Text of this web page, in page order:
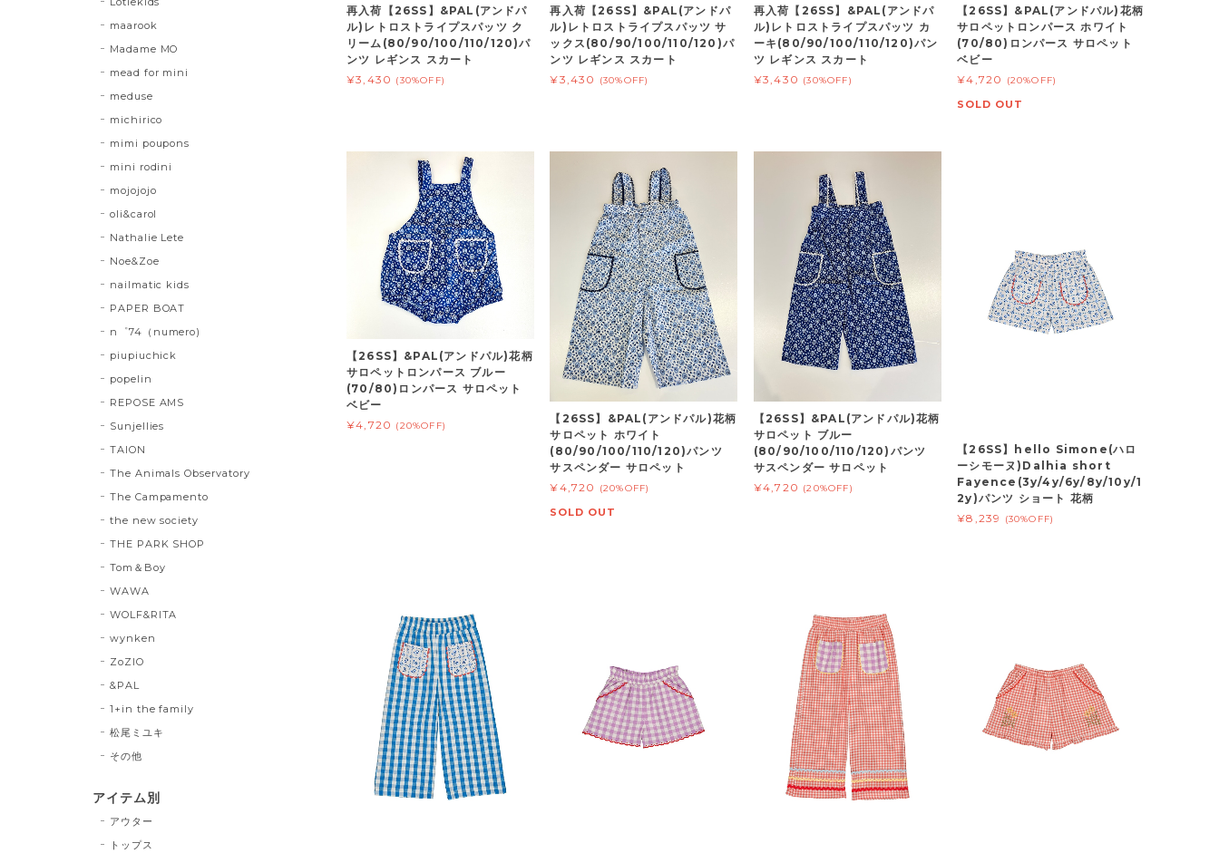
再入荷【26SS】&PAL(アンドパ
ル)レトロストライプスパッツ ク
リーム(80/90/100/110/120)パ
ンツ レギンス スカート
¥3,430 (30%OFF)
再入荷【26SS】&PAL(アンドパ
ル)レトロストライプスパッツ サ
ックス(80/90/100/110/120)パ
ンツ レギンス スカート
¥3,430
(30%OFF)
再入荷【26SS】&PAL(アンドパ
ル)レトロストライプスパッツ カ
ーキ(80/90/100/110/120)パン
ツ レギンス スカート
¥3,430 (30%OFF)
【26SS】&PAL(アンドパル)花柄
サロペットロンパース ホワイト
(70/80)ロンパース サロペット
ベビー
¥4,720
(20%OFF)
SOLD OUT
【26SS】&PAL(アンドパル)花柄
サロペットロンパース ブルー
(70/80)ロンパース サロペット
ベビー
¥4,720 (20%OFF)
【26SS】&PAL(アンドパル)花柄
サロペット ホワイト
(80/90/100/110/120)パンツ
サスペンダー サロペット
¥4,720
(20%OFF)
SOLD OUT
【26SS】&PAL(アンドパル)花柄
サロペット ブルー
(80/90/100/110/120)パンツ
サスペンダー サロペット
¥4,720 (20%OFF)
【26SS】hello Simone(ハロ
ーシモーヌ)Dalhia short
Fayence(3y/4y/6y/8y/10y/1
2y)パンツ ショート 花柄
¥8,239
(30%OFF)
maarook
Madame MO
mead for mini
meduse
michirico
mimi poupons
mini rodini
mojojojo
oli&carol
Nathalie Lete
Noe&Zoe
nailmatic kids
PAPER BOAT
n゜74（numero)
piupiuchick
popelin
REPOSE AMS
Sunjellies
TAION
The Animals Observatory
The Campamento
the new society
THE PARK SHOP
Tom＆Boy
WAWA
WOLF&RITA
wynken
ZoZIO
&PAL
1+in the family
松尾ミユキ
その他
アイテム別
アウター
トップス